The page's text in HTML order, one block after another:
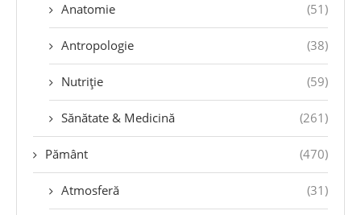
Anatomie (51)
Antropologie (38)
Nutriție (59)
Sănătate & Medicină (261)
Pământ (470)
Atmosferă (31)